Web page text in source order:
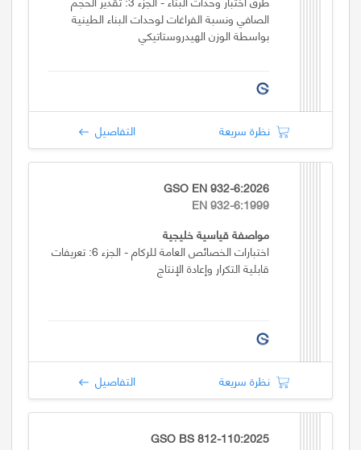
الصافي ونسبة الفراغات لوحدات البناء الطينية
بواسطة الوزن الهيدروستاتيكي
نظرة سريعة التفاصيل
GSO EN 932-6:2026
EN 932-6:1999
مواصفة قياسية خليجية
اختبارات الخصائص العامة للركام - الجزء 6: تعريفات
قابلية التكرار وإعادة الإنتاج
نظرة سريعة التفاصيل
GSO BS 812-110:2025